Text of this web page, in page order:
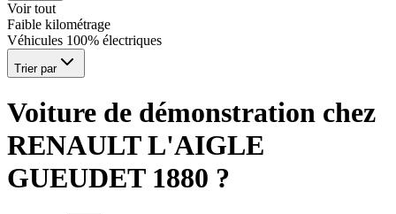
Voir tout
Faible kilométrage
Véhicules 100% électriques
Trier par
Voiture de démonstration chez
RENAULT L'AIGLE
GUEUDET 1880 ?